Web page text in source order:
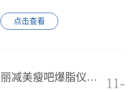
证了服务的质量和效果。
点击查看
丽减美瘦吧爆脂仪轻松瘦身无忧
11-